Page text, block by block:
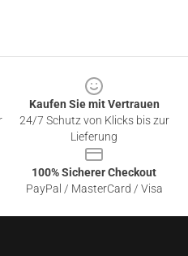
Kaufen Sie mit Vertrauen
24/7 Schutz von Klicks bis zur
Lieferung
100% Sicherer Checkout
PayPal / MasterCard / Visa